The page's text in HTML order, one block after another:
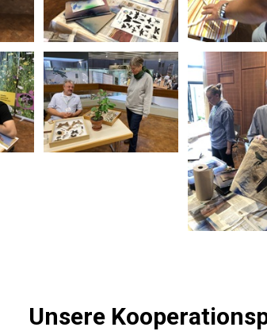
Unsere